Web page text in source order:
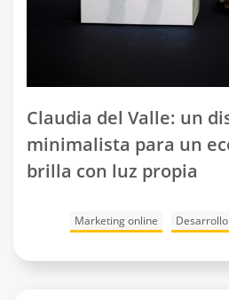
Claudia del Valle: un
minimalista para un
brilla con luz propia
Marketing online